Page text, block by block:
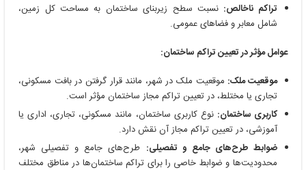
تراکم ناخالص: نسبت سطح زیربنای ساختمان به مساحت کل زمین،
شامل معابر و فضاهای عمومی.
عوامل مؤثر در تعیین تراکم ساختمان:
موقعیت ملک: موقعیت ملک در شهر، مانند قرار گرفتن در بافت مسکونی،
تجاری یا مختلط، در تعیین تراکم مجاز ساختمان مؤثر است.
کاربری ساختمان: نوع کاربری ساختمان، مانند مسکونی، تجاری، اداری یا
آموزشی، در تعیین تراکم مجاز آن نقش دارد.
ضوابط طرح‌های جامع و تفصیلی: طرح‌های جامع و تفصیلی شهر،
محدودیت‌ها و ضوابط خاصی را برای تراکم ساختمان‌ها در مناطق مختلف